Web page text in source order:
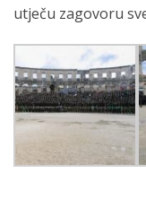
utječu zagovoru